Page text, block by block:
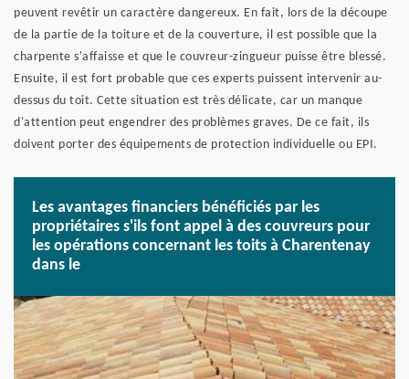
peuvent revêtir un caractère dangereux. En fait, lors de la découpe
de la partie de la toiture et de la couverture, il est possible que la
charpente s'affaisse et que le couvreur-zingueur puisse être blessé.
Ensuite, il est fort probable que ces experts puissent intervenir au-
dessus du toit. Cette situation est très délicate, car un manque
d'attention peut engendrer des problèmes graves. De ce fait, ils
doivent porter des équipements de protection individuelle ou EPI.
Les avantages financiers bénéficiés par les
propriétaires s'ils font appel à des couvreurs pour
les opérations concernant les toits à Charentenay
dans le